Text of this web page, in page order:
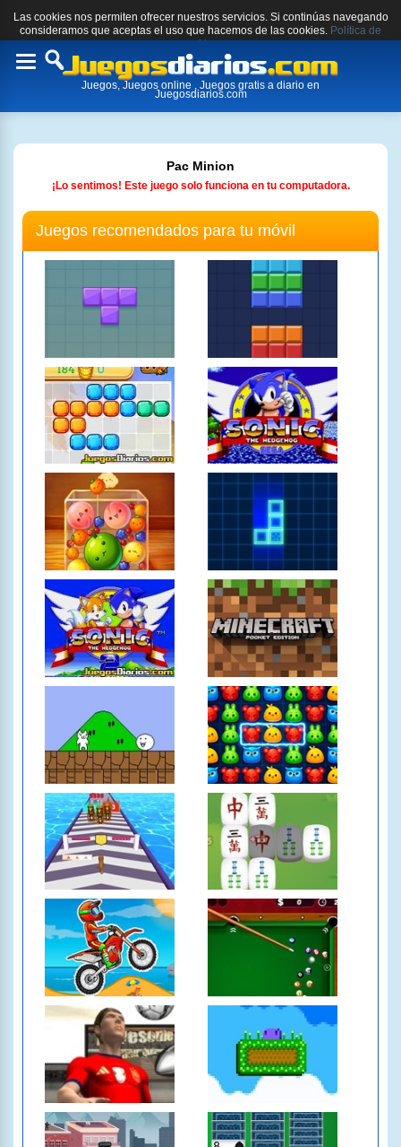
Las cookies nos permiten ofrecer nuestros servicios. Si continúas navegando
consideramos que aceptas el uso que hacemos de las cookies. Política de
cookies.
Toggle
Juegos, Juegos online , Juegos gratis a diario en
Juegosdiarios.com
Pac Minion
¡Lo sentimos! Este juego solo funciona en tu computadora.
Juegos recomendados para tu móvil